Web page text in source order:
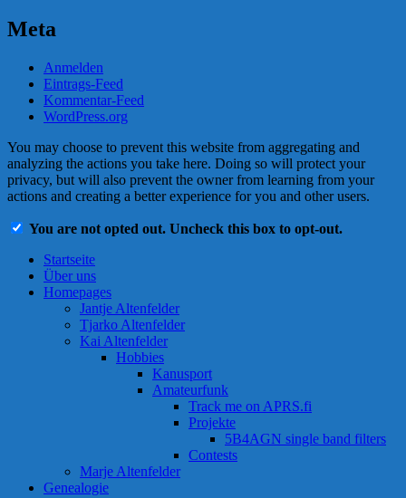
Meta
Anmelden
Eintrags-Feed
Kommentar-Feed
WordPress.org
You may choose to prevent this website from aggregating and
analyzing the actions you take here. Doing so will protect your
privacy, but will also prevent the owner from learning from your
actions and creating a better experience for you and other users.
You are not opted out. Uncheck this box to opt-out.
Startseite
Über uns
Homepages
Jantje Altenfelder
Tjarko Altenfelder
Kai Altenfelder
Hobbies
Kanusport
Amateurfunk
Track me on APRS.fi
Projekte
5B4AGN single band filters
Contests
Marje Altenfelder
Genealogie